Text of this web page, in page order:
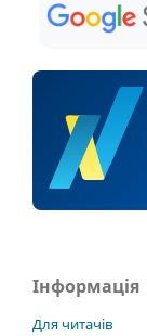
Інформація
Для читачів